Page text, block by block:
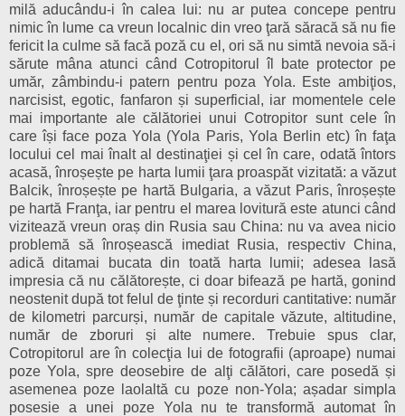
milă aducându-i în calea lui: nu ar putea concepe pentru
nimic în lume ca vreun localnic din vreo ţară săracă să nu fie
fericit la culme să facă poză cu el, ori să nu simtă nevoia să-i
sărute mâna atunci când Cotropitorul îl bate protector pe
umăr, zâmbindu-i patern pentru poza Yola. Este ambiţios,
narcisist, egotic, fanfaron și superficial, iar momentele cele
mai importante ale călătoriei unui Cotropitor sunt cele în
care își face poza Yola (Yola Paris, Yola Berlin etc) în faţa
locului cel mai înalt al destinaţiei și cel în care, odată întors
acasă, înroșește pe harta lumii ţara proaspăt vizitată: a văzut
Balcik, înroșește pe hartă Bulgaria, a văzut Paris, înroșește
pe hartă Franţa, iar pentru el marea lovitură este atunci când
vizitează vreun oraș din Rusia sau China: nu va avea nicio
problemă să înroșească imediat Rusia, respectiv China,
adică ditamai bucata din toată harta lumii; adesea lasă
impresia că nu călătorește, ci doar bifează pe hartă, gonind
neostenit după tot felul de ţinte și recorduri cantitative: număr
de kilometri parcurși, număr de capitale văzute, altitudine,
număr de zboruri și alte numere. Trebuie spus clar,
Cotropitorul are în colecţia lui de fotografii (aproape) numai
poze Yola, spre deosebire de alţi călători, care posedă și
asemenea poze laolaltă cu poze non-Yola; așadar simpla
posesie a unei poze Yola nu te transformă automat în